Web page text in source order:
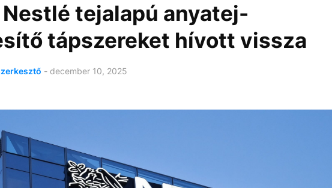
Nestlé tejalapú anyatej-
tápszereket hívott vissza
- december 10, 2025